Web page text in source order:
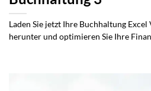
Laden Sie jetzt Ihre Buchhaltung
herunter und optimieren Sie Ihre